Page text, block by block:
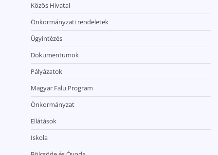
Közös Hivatal
Önkormányzati rendeletek
Ügyintézés
Dokumentumok
Pályázatok
Magyar Falu Program
Önkormányzat
Ellátások
Iskola